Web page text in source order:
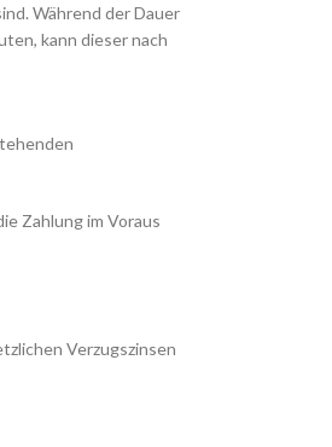
Während der Dauer
kann dieser nach
Zahlung im Voraus
Verzugszinsen